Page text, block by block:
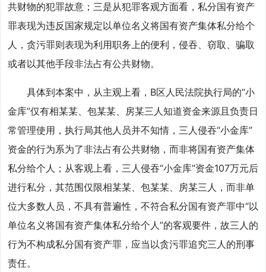
共财物的犯罪故意；三是从犯罪客观方面看，私分国有资产
罪表现为违反国家规定以单位名义将国有资产集体私分给个
人，贪污罪则表现为利用职务上的便利，侵吞、窃取、骗取
或者以其他手段非法占有公共财物。
具体到本案中，从主观上看，B区人民法院执行局的“小
金库”仅有相某某、包某某、房某三人知道资金来源且负责日
常管理使用，执行局其他人员并不知情，三人侵吞“小金库”
资金的行为系为了非法占有公共财物，而非将国有资产集体
私分给个人；从客观上看，三人侵吞“小金库”资金107万元后
进行私分，其范围仅限相某某、包某某、房某三人，而非单
位大多数人员，不具有普遍性，不符合私分国有资产罪中“以
单位名义将国有资产集体私分给个人”的客观要件，故三人的
行为不构成私分国有资产罪，应当以贪污罪追究三人的刑事
责任。